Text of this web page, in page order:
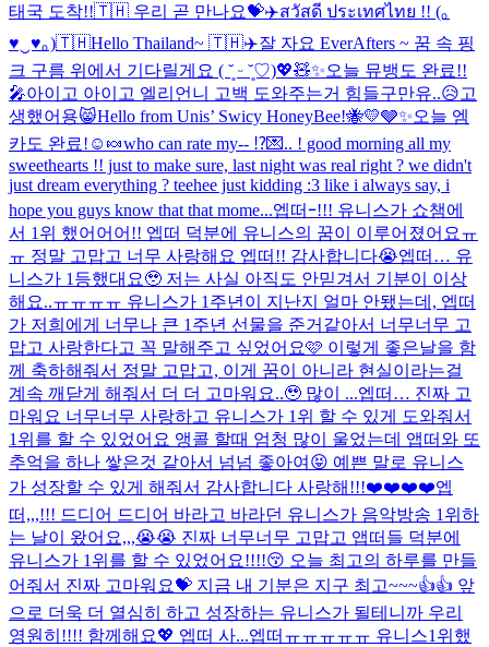
태국 도착!!🇹🇭 우리 곧 만나요💝✈️สวัสดี ประเทศไทย !! (｡
♥‿♥｡)🇹🇭Hello Thailand~ 🇹🇭✈️잘 자요 EverAfters ~ 꿈 속 핑
크 구름 위에서 기다릴게요 ( ˘͈ ᵕ ˘͈♡)💖🧸✨오늘 뮤뱅도 완료!!
🎤아이고 아이고 엘리언니 고백 도와주는거 힘들구만유..😥고
생했어용😸Hello from Unis’ Swicy HoneyBee!🐝💛🩶✨오늘 엠
카도 완료!☺️🍬who can rate my-- ⁉️💌.. ! good morning all my
sweethearts !! just to make sure, last night was real right ? we didn't
just dream everything ? teehee just kidding :3 like i always say, i
hope you guys know that that mome...엡떠ｰ!!! 유니스가 쇼챔에
서 1위 했어어어!! 엡떠 덕분에 유니스의 꿈이 이루어졌어요ㅠ
ㅠ 정말 고맙고 너무 사랑해요 엡떠!! 감사합니다😭엡떠… 유
니스가 1등했대요🥹 저는 사실 아직도 안믿겨서 기분이 이상
해요..ㅠㅠㅠㅠ 유니스가 1주년이 지난지 얼마 안됐는데, 엡떠
가 저희에게 너무나 큰 1주년 선물을 준거같아서 너무너무 고
맙고 사랑한다고 꼭 말해주고 싶었어요🩷 이렇게 좋은날을 함
께 축하해줘서 정말 고맙고, 이게 꿈이 아니라 현실이라는걸
계속 깨닫게 해줘서 더 더 고마워요..🥹 많이 ...엡떠… 진짜 고
마워요 너무너무 사랑하고 유니스가 1위 할 수 있게 도와줘서
1위를 할 수 있었어요 앵콜 할때 엄청 많이 울었는데 앱떠와 또
추억을 하나 쌓은것 같아서 넘넘 좋아여😝 예쁜 말로 유니스
가 성장할 수 있게 해줘서 감사합니다 사랑해!!!❤️❤️❤️❤️엡
떠,,,!!! 드디어 드디어 바라고 바라던 유니스가 음악방송 1위하
는 날이 왔어요,,,😭😭 진짜 너무너무 고맙고 앱떠들 덕분에
유니스가 1위를 할 수 있었어요!!!!😚 오늘 최고의 하루를 만들
어줘서 진짜 고마워요💝 지금 내 기분은 지구 최고~~~👍👍 앞
으로 더욱 더 열심히 하고 성장하는 유니스가 될테니까 우리
영원히!!!! 함께해요💖 엡떠 사...엡떠ㅠㅠㅠㅠㅠ 유니스1위했